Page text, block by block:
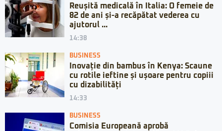
Reușită medicală în Italia: O femeie de
82 de ani și-a recăpătat vederea cu
ajutorul ...
14:38
BUSINESS
Inovație din bambus în Kenya: Scaune
cu rotile ieftine și ușoare pentru copiii
cu dizabilități
14:33
BUSINESS
Comisia Europeană aprobă